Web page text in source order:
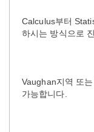
Calculus부터
하시는 방식으로
Vaughan지역 또
가능합니다.